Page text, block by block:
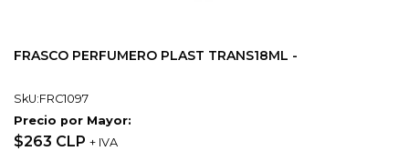
FRASCO PERFUMERO PLAST TRANS18ML -
SkU:FRC1097
Precio por Mayor:
$263 CLP + IVA